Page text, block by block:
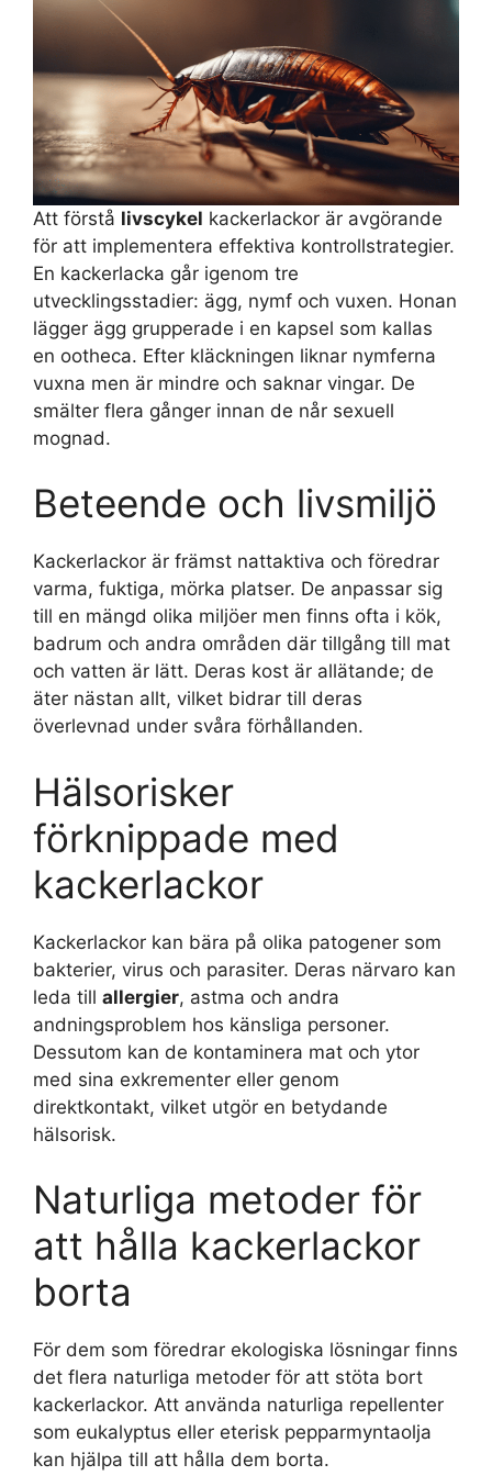
Att förstå livscykel kackerlackor är avgörande
för att implementera effektiva kontrollstrategier.
En kackerlacka går igenom tre
utvecklingsstadier: ägg, nymf och vuxen. Honan
lägger ägg grupperade i en kapsel som kallas
en ootheca. Efter kläckningen liknar nymferna
vuxna men är mindre och saknar vingar. De
smälter flera gånger innan de når sexuell
mognad.
Beteende och livsmiljö
Kackerlackor är främst nattaktiva och föredrar
varma, fuktiga, mörka platser. De anpassar sig
till en mängd olika miljöer men finns ofta i kök,
badrum och andra områden där tillgång till mat
och vatten är lätt. Deras kost är allätande; de
äter nästan allt, vilket bidrar till deras
överlevnad under svåra förhållanden.
Hälsorisker
förknippade med
kackerlackor
Kackerlackor kan bära på olika patogener som
bakterier, virus och parasiter. Deras närvaro kan
leda till allergier, astma och andra
andningsproblem hos känsliga personer.
Dessutom kan de kontaminera mat och ytor
med sina exkrementer eller genom
direktkontakt, vilket utgör en betydande
hälsorisk.
Naturliga metoder för
att hålla kackerlackor
borta
För dem som föredrar ekologiska lösningar finns
det flera naturliga metoder för att stöta bort
kackerlackor. Att använda naturliga repellenter
som eukalyptus eller eterisk pepparmyntaolja
kan hjälpa till att hålla dem borta.